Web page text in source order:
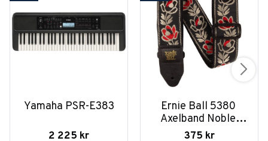
Yamaha PSR-E383
2 225 kr
Ernie Ball 5380
Axelband Noble
Rose
375 kr